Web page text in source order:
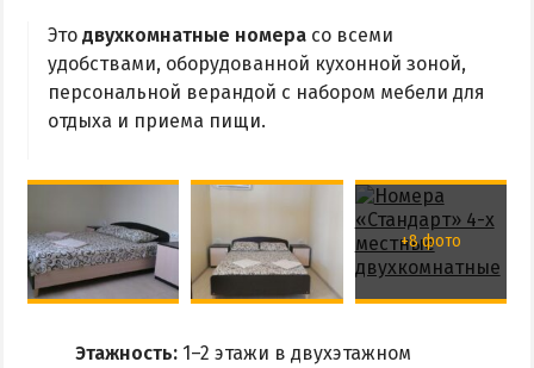
Это двухкомнатные номера со всеми
удобствами, оборудованной кухонной зоной,
персональной верандой с набором мебели для
отдыха и приема пищи.
+8 фото
Этажность: 1–2 этажи в двухэтажном